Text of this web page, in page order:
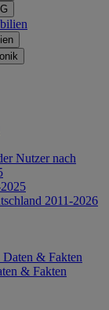
Nutzer nach
2011-2026
& Fakten
& Fakten